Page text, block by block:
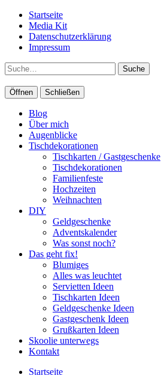
Startseite
Media Kit
Datenschutzerklärung
Impressum
Suche
Öffnen Schließen
Blog
Über mich
Augenblicke
Tischdekorationen
Tischkarten / Gastgeschenke
Tischdekorationen
Familienfeste
Hochzeiten
Weihnachten
DIY
Geldgeschenke
Adventskalender
Was sonst noch?
Das geht fix!
Blumiges
Alles was leuchtet
Servietten Ideen
Tischkarten Ideen
Geldgeschenke Ideen
Gastgeschenk Ideen
Grußkarten Ideen
Skoolie unterwegs
Kontakt
Startseite